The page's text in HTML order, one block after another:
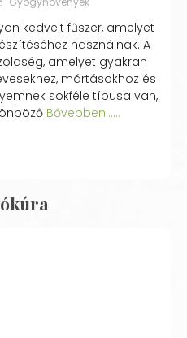
kedvelt fűszer, amelyet
használnak. A
amelyet gyakran
mártásokhoz és
sokféle típusa van,
Bővebben...…